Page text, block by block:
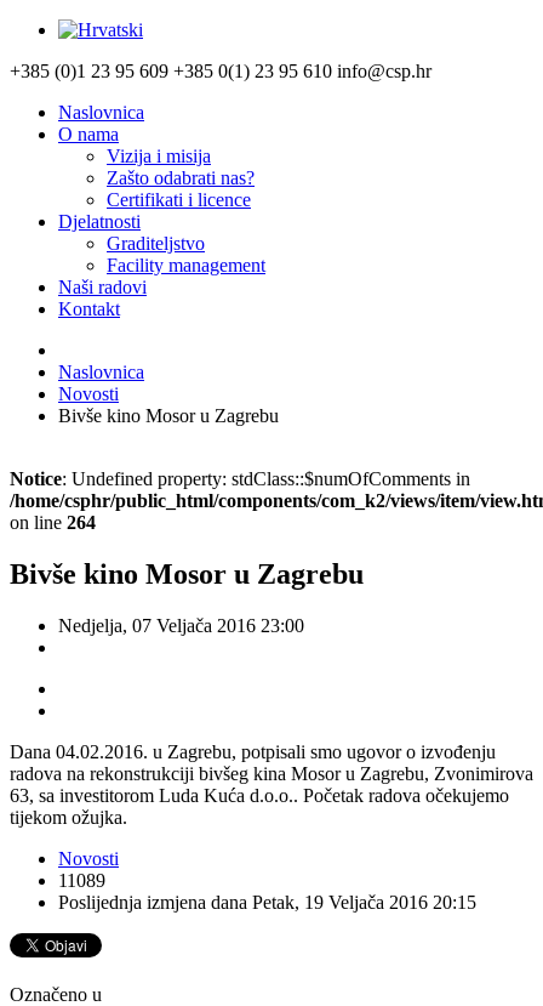
+385 (0)1 23 95 609 +385 0(1) 23 95 610 info@csp.hr
Naslovnica
O nama
Vizija i misija
Zašto odabrati nas?
Certifikati i licence
Djelatnosti
Graditeljstvo
Facility management
Naši radovi
Kontakt
Naslovnica
Novosti
Bivše kino Mosor u Zagrebu
Notice: Undefined property: stdClass::$numOfComments in
/home/csphr/public_html/components/com_k2/views/item/
on line 264
Bivše kino Mosor u Zagrebu
Nedjelja, 07 Veljača 2016 23:00
Dana 04.02.2016. u Zagrebu, potpisali smo ugovor o izvođenju
radova na rekonstrukciji bivšeg kina Mosor u Zagrebu, Zvonimirova
63, sa investitorom Luda Kuća d.o.o.. Početak radova očekujemo
tijekom ožujka.
Novosti
11089
Poslijednja izmjena dana Petak, 19 Veljača 2016 20:15
Označeno u